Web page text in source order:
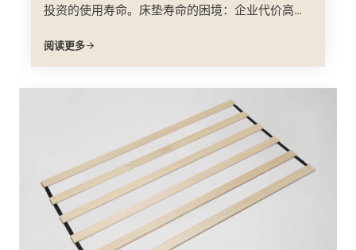
投资的使用寿命。床垫寿命的困境：企业代价高昂
垫下垂、不舒服....。
阅读更多